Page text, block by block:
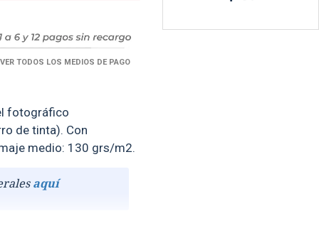
fotográfico
de tinta). Con
medio: 130 grs/m2.
aquí
VER TODOS LOS MEDIOS DE PAGO